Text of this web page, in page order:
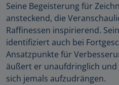
Seine Begeisterung für
ansteckend, die
Raffinessen inspirierend.
identifiziert auch bei
Ansatzpunkte für
äußert er unaufdringlich
sich jemals aufzudrängen.